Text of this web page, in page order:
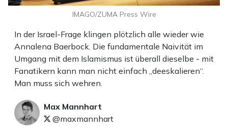
In der Israel-Frage klingen plötzlich alle wieder wie
Annalena Baerbock. Die fundamentale Naivität im
Umgang mit dem Islamismus ist überall dieselbe - mit
Fanatikern kann man nicht einfach „deeskalieren“.
Man muss sich wehren.
Max Mannhart
@maxmannhart
IMAGO/ZUMA Press Wire